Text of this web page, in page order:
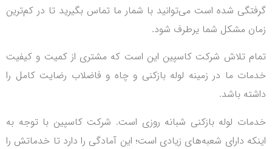
گرفتگی شده است می‌توانید با شمار ما تماس بگیرید تا در کم‌ترین
زمان مشکل شما یرطرف شود.
تمام تلاش شرکت کاسپین این است که مشتری از کمیت و کیفیت
خدمات ما در زمینه لوله بازکنی و چاه و فاضلاب رضایت کامل را
داشته باشد.
خدمات لوله بازکنی شبانه روزی است. شرکت کاسپین با توجه به
اینکه دارای شعبه‌های زیادی است؛ این آمادگی را دارد تا خدماتش را